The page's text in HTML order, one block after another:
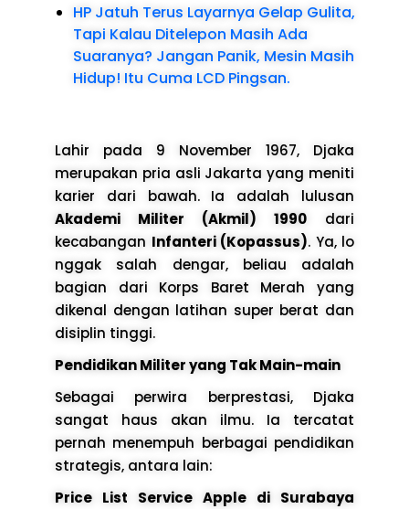
HP Jatuh Terus Layarnya Gelap Gulita,
Tapi Kalau Ditelepon Masih Ada
Suaranya? Jangan Panik, Mesin Masih
Hidup! Itu Cuma LCD Pingsan.
Lahir pada 9 November 1967, Djaka
merupakan pria asli Jakarta yang meniti
karier dari bawah. Ia adalah lulusan
Akademi Militer (Akmil) 1990 dari
kecabangan Infanteri (Kopassus). Ya, lo
nggak salah dengar, beliau adalah
bagian dari Korps Baret Merah yang
dikenal dengan latihan super berat dan
disiplin tinggi.
Pendidikan Militer yang Tak Main-main
Sebagai perwira berprestasi, Djaka
sangat haus akan ilmu. Ia tercatat
pernah menempuh berbagai pendidikan
strategis, antara lain:
Price List Service Apple di Surabaya